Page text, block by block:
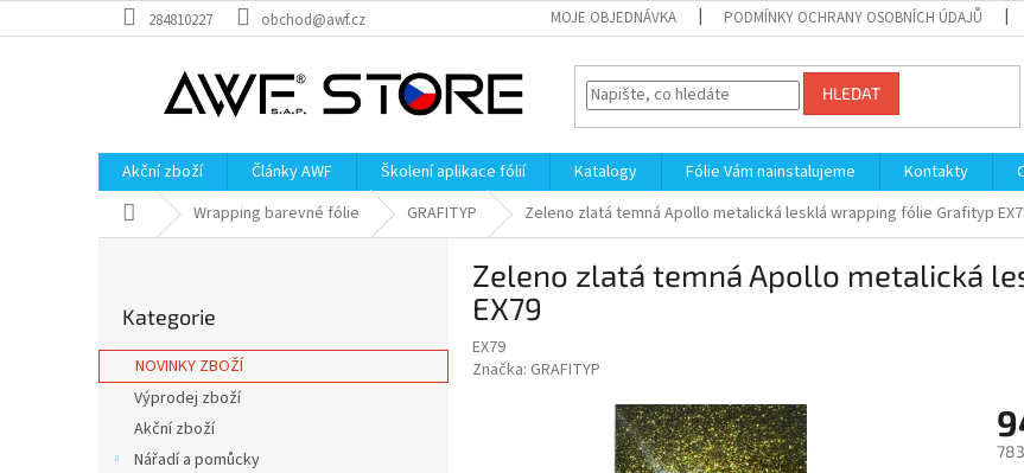
na
284810227 obchod@awf.cz MOJE OBJEDNÁVKA PODMÍNKY OCHRANY OSOBNÍCH ÚDAJŮ
HLEDAT
Akční zboží Články AWF Školení aplikace fólií Katalogy Fólie Vám nainstalujeme Kontakty
Domů Wrapping barevné fólie GRAFITYP Zeleno zlatá temná Apollo metalická lesklá wrapping fólie Grafityp
r
a
kategorie
Kategorie
NOVINKY ZBOŽÍ
Výprodej zboží
Akční zboží
Nářadí a pomůcky
Zeleno zlatá temná Apollo metalická
EX79
EX79
Značka: GRAFITYP